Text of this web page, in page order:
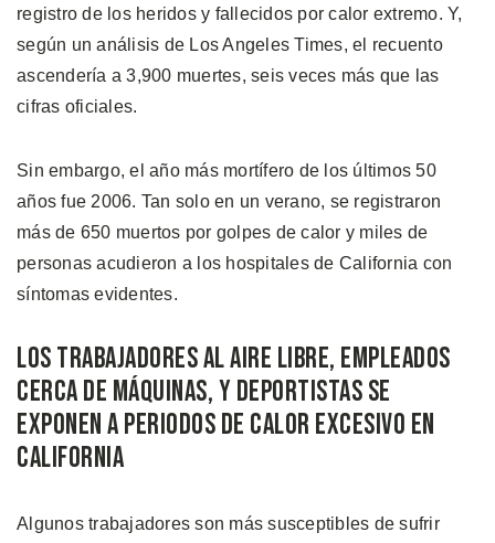
registro de los heridos y fallecidos por calor extremo. Y,
según un análisis de Los Angeles Times, el recuento
ascendería a 3,900 muertes, seis veces más que las
cifras oficiales.
Sin embargo, el año más mortífero de los últimos 50
años fue 2006. Tan solo en un verano, se registraron
más de 650 muertos por golpes de calor y miles de
personas acudieron a los hospitales de California con
síntomas evidentes.
Los Trabajadores al Aire Libre, Empleados
Cerca de Máquinas, y Deportistas se
Exponen a Periodos de Calor Excesivo en
California
Algunos trabajadores son más susceptibles de sufrir